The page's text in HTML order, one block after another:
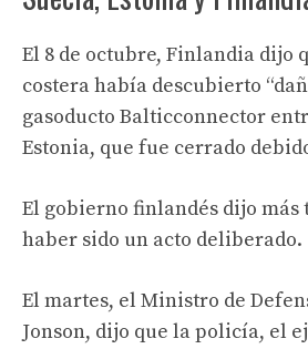
El 8 de octubre, Finlandia dijo
costera había descubierto
gasoducto Balticconnector
Estonia, que fue cerrado
El gobierno finlandés dijo más
haber sido un acto deliberado.
El martes, el Ministro de
Jonson, dijo que la policía, el